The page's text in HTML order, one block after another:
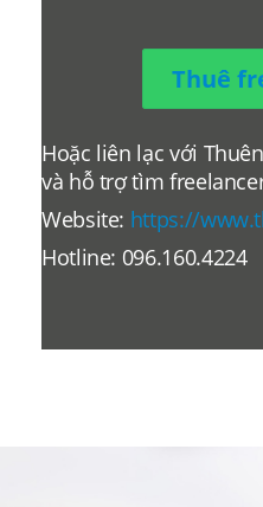
Thuê
Hoặc liên lạc với
và hỗ trợ tìm
Website: https://
Hotline: 096.160.4224